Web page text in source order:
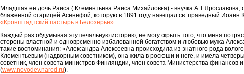
Младшая её дочь Раиса ( Клементьева Раиса Михайловна) - внучка
блаженной старицей Асенефой, которую в 1891 году навещал св. праведный Иоанн
«Кронштадтский пастырь в Белозерье».
Каждый раз обдумывая эту печальную историю, не могу скрыть того, что меня
стороны властной и одновременно избалованной богатством и любовью мужа
такие воспоминания: «Александра Алексеевна происходила из знатного рода
Клементьевым (надворным советником), она жила в роскоши и неге, и имела
советник, член совета министров Финляндии, член совета Министерства финансов
(www.novodev.narod.ru).